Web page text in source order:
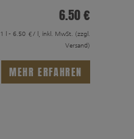
6.50 €
1 l - 6.50 €/ l, inkl. MwSt. (zzgl.
Versand)
MEHR ERFAHREN